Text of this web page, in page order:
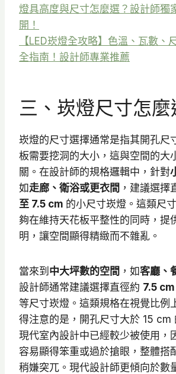
燈具高度與尺寸怎麼選？設計師獨
開！
【LED崁燈全攻略】色溫、瓦數、
全指南！設計師專業推薦
三、崁燈尺寸怎麼
崁燈的尺寸選擇通常是指其開孔尺
板需要挖洞的大小，這與空間的大
關。在設計師的規格邏輯中，針對
如走廊、衛浴或更衣間 ，建議選擇
至 7.5 cm 的小尺寸崁燈。這類尺
夠在維持天花板平整性的同時，提
明，讓空間顯得精緻而不雜亂。
當來到 中大坪數的空間 ，如客廳、
設計師通常建議選擇直徑約 7.5
等尺寸崁燈。這類規格在視覺比例
得注意的是，開孔尺寸大於 15 cm
現代室內設計中已經較少被使用，
容易顯得笨重或過於搶眼，整體搭
稍嫌突兀。現代設計師更傾向於數